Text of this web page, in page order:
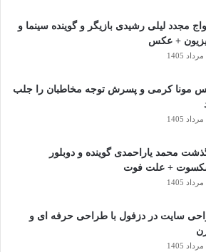
مجدد لیلی رشیدی بازیگر و گوینده سینما و
+ عکس
مونا کرمی و پسرش توجه مخاطبان را جلب
محمد یاراحمدی گوینده و دوبلور
+ علت فوت
سایت در دزفول با طراحی حرفه‌ ای و